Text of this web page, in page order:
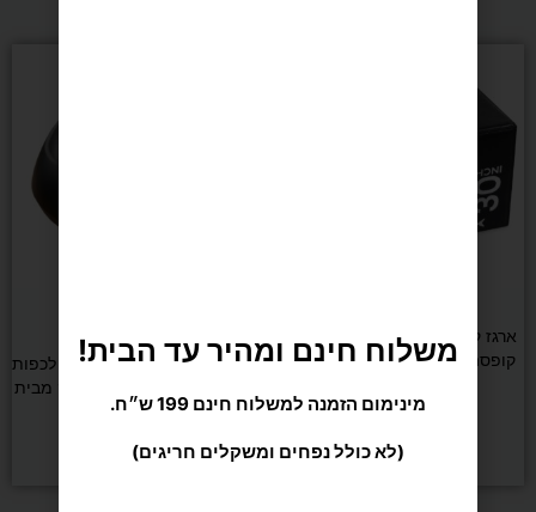
ס"מ
קופסה פליאומטרית 50×60×76
₪ 749
הוספה לסל
מכשיר עיסוי רפלקסולוגי 3D לכפות
הרגליים בשיטת שיאצו עמוק מבית
CARBON
מידע נוסף
משלוח חינם ומהיר עד הבית!
מינימום הזמנה למשלוח חינם 199 ש״ח.
(לא כולל נפחים ומשקלים חריגים)